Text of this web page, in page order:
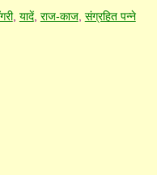
, यादें, राज-काज, संग्रहित पन्ने